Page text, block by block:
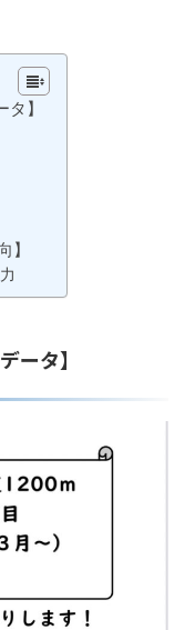
】
】
ータ】